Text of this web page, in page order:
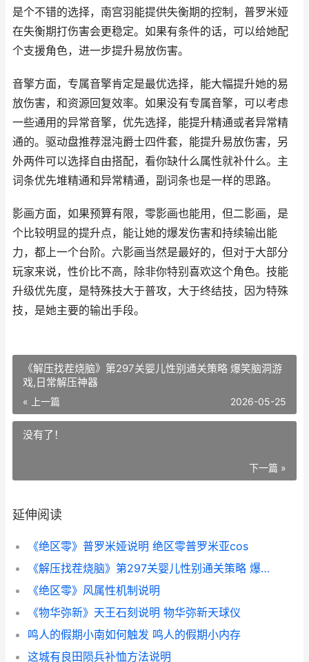
是个不错的选择，南宫羽能提供失衡期的控制，普罗米娅
在失衡期打伤害会更稳定。如果有条件的话，可以给她配
个支援角色，进一步提升易放伤害。
音擎方面，专属音擎肯定是最优选择，能大幅提升她的易
放伤害，和资源回复效率。如果没有专属音擎，可以考虑
一些通用的异常音擎，优先选择，能提升精通或者异常精
通的。驱动盘推荐混沌爵士四件套，能提升易放伤害，另
外两件可以选择自由搭配，看你缺什么属性就补什么。主
词条优先堆精通和异常精通，副词条也是一样的思路。
影画方面，如果预算有限，零影画也能用，但二影画，是
个比较明显的提升点，能让她的爆发伤害和持续输出能
力，都上一个台阶。六影画当然是最好的，但对于大部分
玩家来说，性价比不高，除非你特别喜欢这个角色。技能
升级优先度，是特殊技大于普攻，大于终结技，因为特殊
技，是她主要的输出手段。
《解压找茬烧脑》第297关婴儿性别通关策略 爆笑脑洞游
戏,日常解压神器
« 上一篇 2026-05-25
没有了！
下一篇 »
延伸阅读
《绝区零》普罗米娅说明 绝区零普罗米亚cos
《解压找茬烧脑》第297关婴儿性别通关策略 爆笑脑洞游戏,日常解压神器
《绝区零》风属性机制说明
《物华弥新》天王石刻说明 物华弥新天球仪
鸣人的假期小南如何触发 鸣人的假期小内存
这城有良田陨兵补恤方法说明